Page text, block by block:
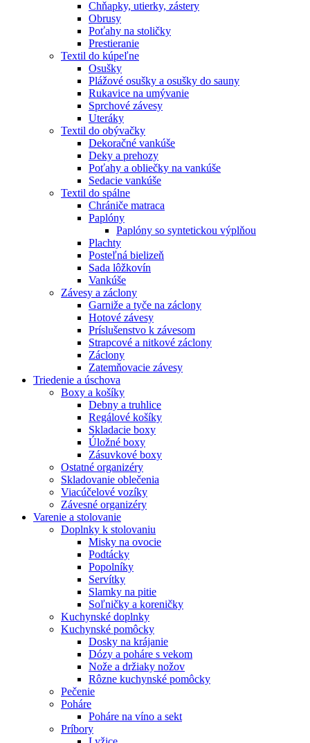
Chňapky, utierky, zástery
Obrusy
Poťahy na stoličky
Prestieranie
Textil do kúpeľne
Osušky
Plážové osušky a osušky do sauny
Rukavice na umývanie
Sprchové závesy
Uteráky
Textil do obývačky
Dekoračné vankúše
Deky a prehozy
Poťahy a obliečky na vankúše
Sedacie vankúše
Textil do spálne
Chrániče matraca
Paplóny
Paplóny so syntetickou výplňou
Plachty
Posteľná bielizeň
Sada lôžkovín
Vankúše
Závesy a záclony
Garniže a tyče na záclony
Hotové závesy
Príslušenstvo k závesom
Strapcové a nitkové záclony
Záclony
Zatemňovacie závesy
Triedenie a úschova
Boxy a košíky
Debny a truhlice
Regálové košíky
Skladacie boxy
Úložné boxy
Zásuvkové boxy
Ostatné organizéry
Skladovanie oblečenia
Viacúčelové vozíky
Závesné organizéry
Varenie a stolovanie
Doplnky k stolovaniu
Misky na ovocie
Podtácky
Popolníky
Servítky
Slamky na pitie
Soľničky a koreničky
Kuchynské doplnky
Kuchynské pomôcky
Dosky na krájanie
Dózy a poháre s vekom
Nože a držiaky nožov
Rôzne kuchynské pomôcky
Pečenie
Poháre
Poháre na víno a sekt
Príbory